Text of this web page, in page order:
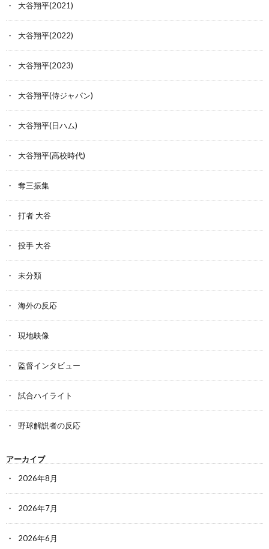
大谷翔平(2021)
大谷翔平(2022)
大谷翔平(2023)
大谷翔平(侍ジャパン)
大谷翔平(日ハム)
大谷翔平(高校時代)
奪三振集
打者 大谷
投手 大谷
未分類
海外の反応
現地映像
監督インタビュー
試合ハイライト
野球解説者の反応
アーカイブ
2026年8月
2026年7月
2026年6月